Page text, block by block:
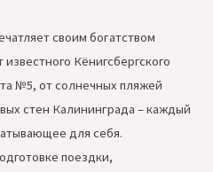
своим богатством
Кёнигсбергского
№5, от солнечных пляжей
стен Калининграда – каждый
для себя.
поездки,